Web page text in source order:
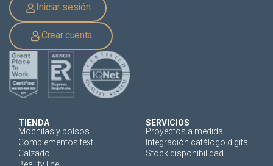
Iniciar sesión
Crear cuenta
TIENDA
Mochilas y bolsos
Complementos textil
Calzado
Beauty line
SERVICIOS
Proyectos a medida
Integración catálogo digital
Stock disponibilidad